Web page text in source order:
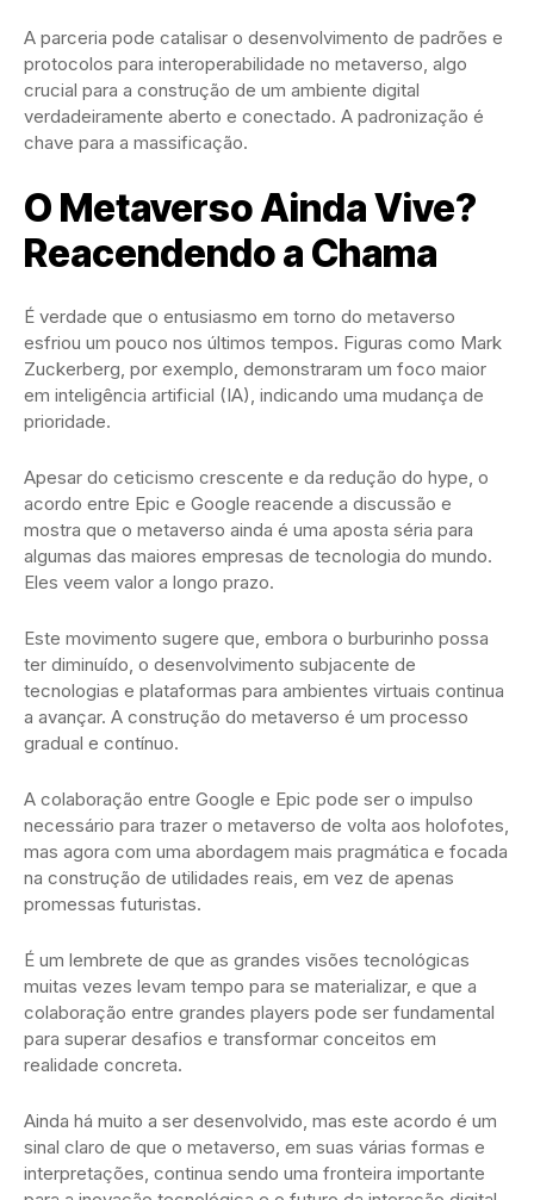
A parceria pode catalisar o desenvolvimento de padrões e
protocolos para interoperabilidade no metaverso, algo
crucial para a construção de um ambiente digital
verdadeiramente aberto e conectado. A padronização é
chave para a massificação.
O Metaverso Ainda Vive?
Reacendendo a Chama
É verdade que o entusiasmo em torno do metaverso
esfriou um pouco nos últimos tempos. Figuras como Mark
Zuckerberg, por exemplo, demonstraram um foco maior
em inteligência artificial (IA), indicando uma mudança de
prioridade.
Apesar do ceticismo crescente e da redução do hype, o
acordo entre Epic e Google reacende a discussão e
mostra que o metaverso ainda é uma aposta séria para
algumas das maiores empresas de tecnologia do mundo.
Eles veem valor a longo prazo.
Este movimento sugere que, embora o burburinho possa
ter diminuído, o desenvolvimento subjacente de
tecnologias e plataformas para ambientes virtuais continua
a avançar. A construção do metaverso é um processo
gradual e contínuo.
A colaboração entre Google e Epic pode ser o impulso
necessário para trazer o metaverso de volta aos holofotes,
mas agora com uma abordagem mais pragmática e focada
na construção de utilidades reais, em vez de apenas
promessas futuristas.
É um lembrete de que as grandes visões tecnológicas
muitas vezes levam tempo para se materializar, e que a
colaboração entre grandes players pode ser fundamental
para superar desafios e transformar conceitos em
realidade concreta.
Ainda há muito a ser desenvolvido, mas este acordo é um
sinal claro de que o metaverso, em suas várias formas e
interpretações, continua sendo uma fronteira importante